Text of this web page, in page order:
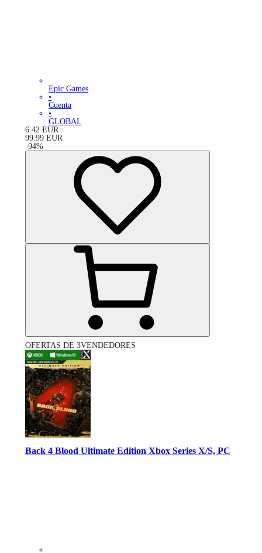
Epic Games
•
Cuenta
•
GLOBAL
6.42 EUR
99.99 EUR
-94%
OFERTAS DE 3VENDEDORES
Back 4 Blood Ultimate Edition Xbox Series X/S, PC